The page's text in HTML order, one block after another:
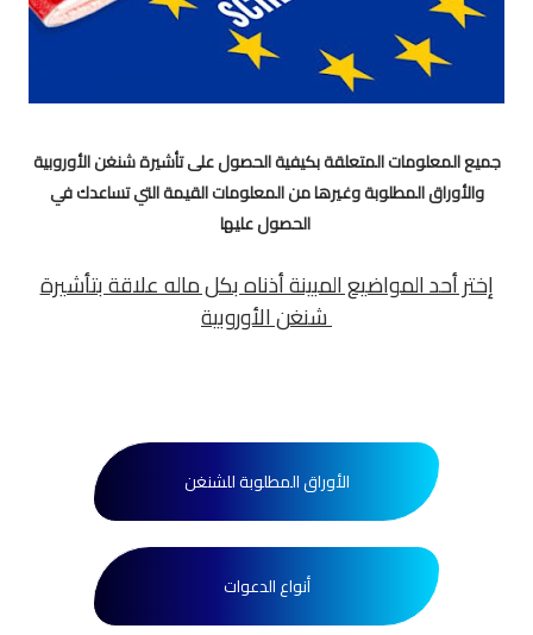
جميع المعلومات المتعلقة بكيفية الحصول على تأشيرة شنغن الأوروبية
والأوراق المطلوبة وغيرها من المعلومات القيمة التي تساعدك في
الحصول عليها
إختر أحد المواضيع المبينة أذناه بكل ماله علاقة بتأشيرة
شنغن الأوروبية
الأوراق المطلوبة للشنغن
أنواع الدعوات